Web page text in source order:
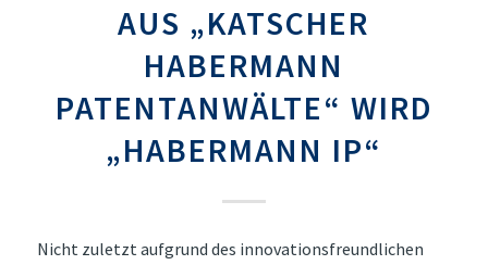
AUS „KATSCHER
HABERMANN
PATENTANWÄLTE“ WIRD
„HABERMANN IP“
Nicht zuletzt aufgrund des innovationsfreundlichen